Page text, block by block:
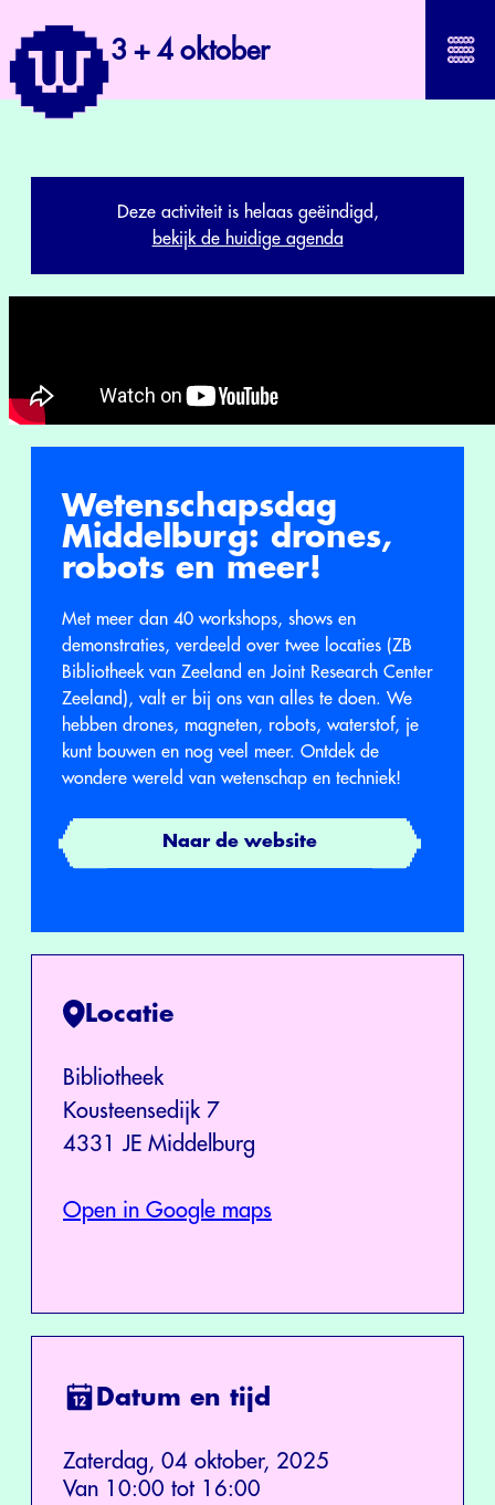
3 + 4 oktober
Deze activiteit is helaas geëindigd,
bekijk de huidige agenda
Wetenschapsdag
Middelburg: drones,
robots en meer!
Met meer dan 40 workshops, shows en
demonstraties, verdeeld over twee locaties (ZB
Bibliotheek van Zeeland en Joint Research Center
Zeeland), valt er bij ons van alles te doen. We
hebben drones, magneten, robots, waterstof, je
kunt bouwen en nog veel meer. Ontdek de
wondere wereld van wetenschap en techniek!
Naar de website
Locatie
Bibliotheek
Kousteensedijk 7
4331 JE Middelburg
Open in Google maps
Datum en tijd
Zaterdag, 04 oktober, 2025
Van 10:00 tot 16:00